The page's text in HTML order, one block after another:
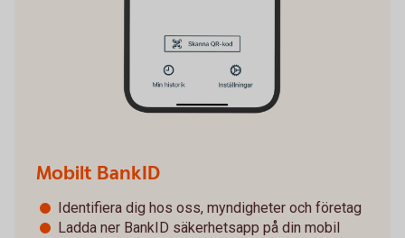
Mobilt BankID
Identifiera dig hos oss, myndigheter och företag
Ladda ner BankID säkerhetsapp på din mobil